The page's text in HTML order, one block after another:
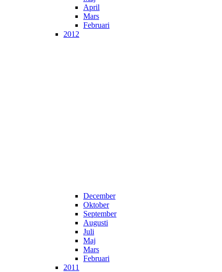
April
Mars
Februari
2012
December
Oktober
September
Augusti
Juli
Maj
Mars
Februari
2011